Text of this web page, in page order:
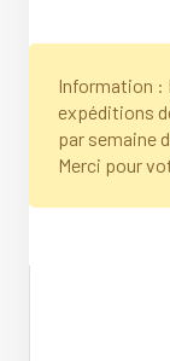
Information :
expéditions
par semaine
Merci pour